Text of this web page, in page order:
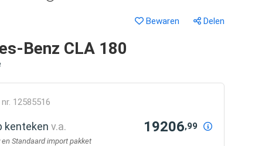
Bewaren Delen
Benz CLA 180
12585516
kentekenv.a. 19206,99
en Standaard import pakket